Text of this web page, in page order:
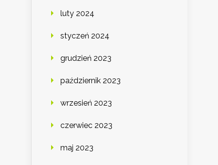
luty 2024
styczeń 2024
grudzień 2023
październik 2023
wrzesień 2023
czerwiec 2023
maj 2023